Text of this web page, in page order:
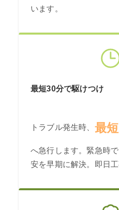
います。
最短30分で駆けつけ
トラブル発生時、 最短
へ急行します。緊急時
安を早期に解決。即日工